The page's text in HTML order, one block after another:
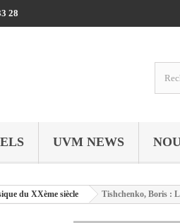
28
UVM NEWS
du XXème siècle Tishchenko, Boris :